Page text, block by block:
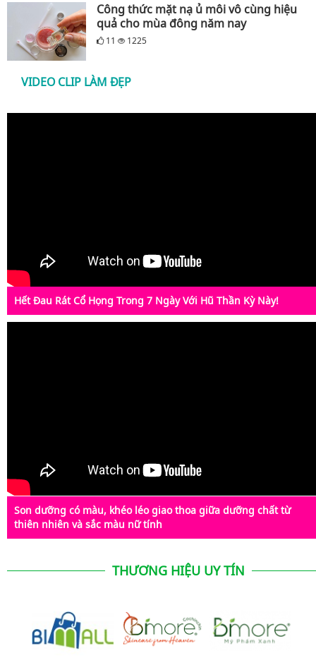
Công thức mặt nạ ủ môi vô cùng hiệu
quả cho mùa đông năm nay
11 1225
VIDEO CLIP LÀM ĐẸP
Hết Đau Rát Cổ Họng Trong 7 Ngày Với Hũ Thần Kỳ Này!
Son dưỡng có màu, khéo léo giao thoa giữa dưỡng chất từ
thiên nhiên và sắc màu nữ tính
THƯƠNG HIỆU UY TÍN